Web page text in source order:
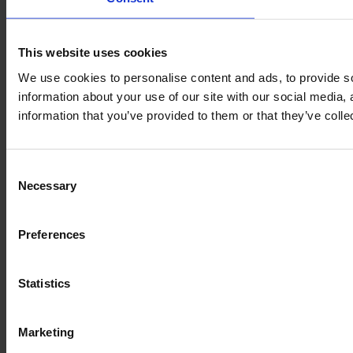
This website uses cookies
We use cookies to personalise content and ads, to provide
information about your use of our site with our social
information that you’ve provided to them or that they’ve
Selection
Necessary
Preferences
Statistics
Marketing